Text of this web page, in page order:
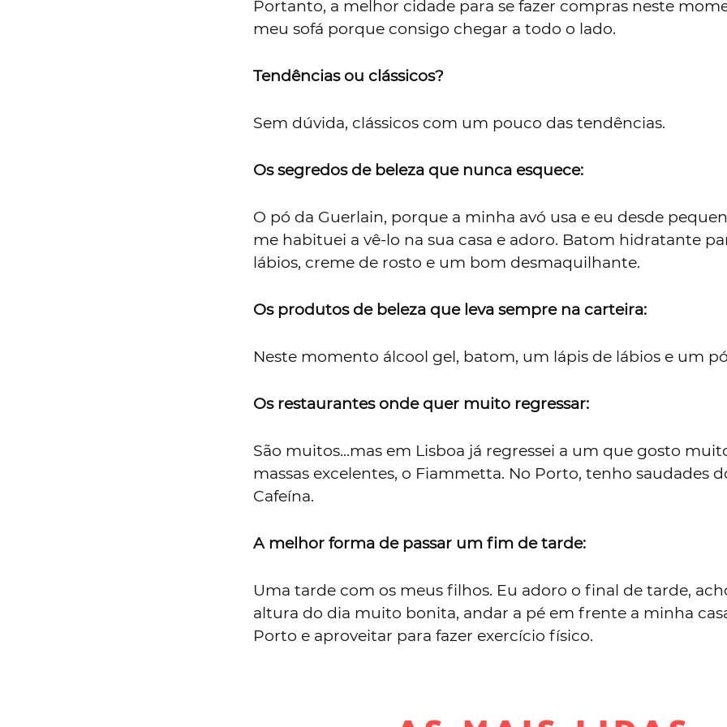
Portanto, a melhor cidade para se fazer compras neste
meu sofá porque consigo chegar a todo o lado.
Tendências ou clássicos?
Sem dúvida, clássicos com um pouco das tendências.
Os segredos de beleza que nunca esquece:
O pó da Guerlain, porque a minha avó usa e eu desde
me habituei a vê-lo na sua casa e adoro. Batom hidratante
lábios, creme de rosto e um bom desmaquilhante.
Os produtos de beleza que leva sempre na carteira:
Neste momento álcool gel, batom, um lápis de lábios e um
Os restaurantes onde quer muito regressar:
São muitos...mas em Lisboa já regressei a um que gosto
massas excelentes, o Fiammetta. No Porto, tenho saudades
Cafeína.
A melhor forma de passar um fim de tarde:
Uma tarde com os meus filhos. Eu adoro o final de tarde,
altura do dia muito bonita, andar a pé em frente a minha
Porto e aproveitar para fazer exercício físico.